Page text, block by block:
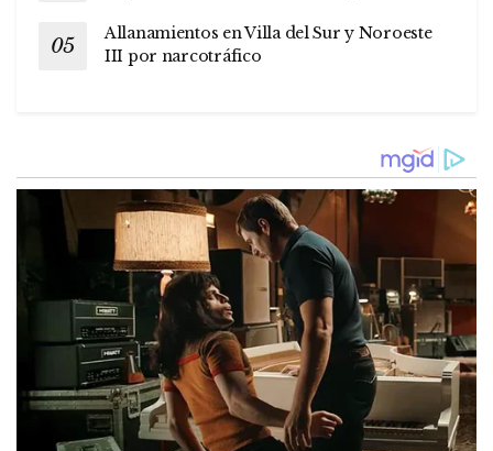
Allanamientos en Villa del Sur y Noroeste
III por narcotráfico